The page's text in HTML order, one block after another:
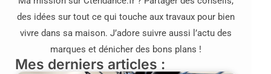
des idées sur tout ce qui touche aux travaux pour bien
vivre dans sa maison. J’adore suivre aussi l’actu des
marques et dénicher des bons plans !
Mes derniers articles :